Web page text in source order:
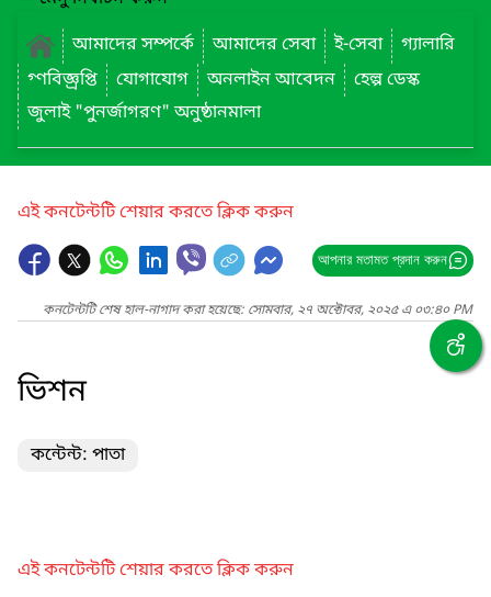
আমাদের সম্পর্কে
আমাদের সেবা ই-সেবা
গ্যালারি
গ্ণবিজ্ঞ্রপ্তি
যোগাযোগ অনলাইন আবেদন
হেল্প ডেস্ক
জুলাই "পুনর্জাগরণ" অনুষ্ঠানমালা
এই কনটেন্টটি শেয়ার করতে ক্লিক করুন
আপনার মতামত প্রদান করুন
কনটেন্টটি শেষ হাল-নাগাদ করা হয়েছে: সোমবার, ২৭ অক্টোবর, ২০২৫ এ ০৩:৪০ PM
ভিশন
কন্টেন্ট: পাতা
এই কনটেন্টটি শেয়ার করতে ক্লিক করুন